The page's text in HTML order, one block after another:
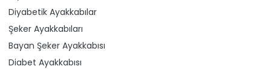
Diyabetik Ayakkabılar
Şeker Ayakkabıları
Bayan Şeker Ayakkabısı
Diabet Ayakkabısı